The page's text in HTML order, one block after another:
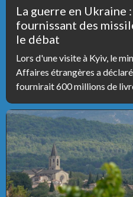
La guerre en Ukraine
fournissant des
le débat
Lors d'une visite à Kyiv, le
Affaires étrangères a
fournirait 600 millions de